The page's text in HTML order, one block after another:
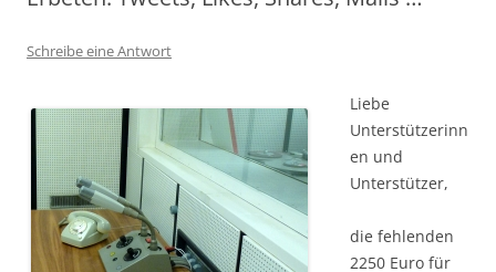
Schreibe eine Antwort
Liebe
Unterstützerinn
en und
Unterstützer,
die fehlenden
2250 Euro für